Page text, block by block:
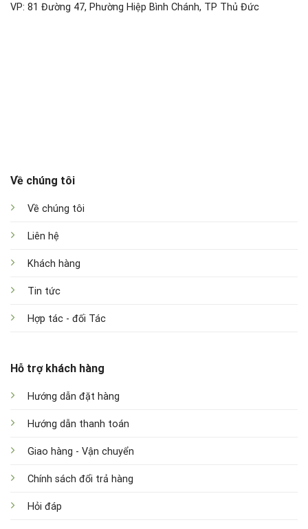
VP: 81 Đường 47, Phường Hiệp Bình Chánh, TP Thủ Đức
Về chúng tôi
Về chúng tôi
Liên hệ
Khách hàng
Tin tức
Hợp tác - đối Tác
Hỗ trợ khách hàng
Hướng dẫn đặt hàng
Hướng dẫn thanh toán
Giao hàng - Vận chuyển
Chính sách đổi trả hàng
Hỏi đáp